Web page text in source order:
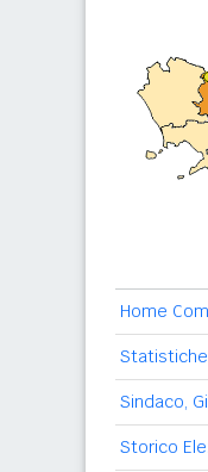
Home
Sindaco,
Storico